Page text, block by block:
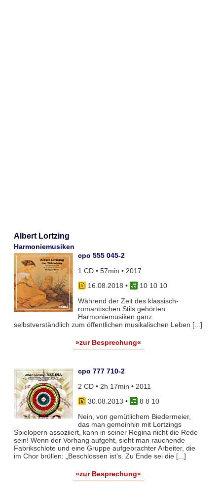
Albert Lortzing
Harmoniemusiken
cpo 555 045-2
1 CD • 57min • 2017
16.08.2018 •
10 10 10
Während der Zeit des klassisch-
romantischen Stils gehörten
Harmoniemusiken ganz
selbstverständlich zum öffentlichen musikalischen Leben [...]
»zur Besprechung«
cpo 777 710-2
2 CD • 2h 17min • 2011
30.08.2013 •
8 8 10
Nein, von gemütlichem Biedermeier,
das man gemeinhin mit Lortzings
Spielopern assoziiert, kann in seiner Regina nicht die Rede
sein! Wenn der Vorhang aufgeht, sieht man rauchende
Fabrikschlote und eine Gruppe aufgebrachter Arbeiter, die
im Chor brüllen: „Beschlossen ist’s. Zu Ende sei die [...]
»zur Besprechung«